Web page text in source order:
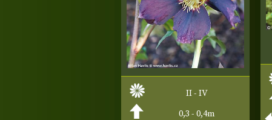
II - IV
0,3 - 0,4m